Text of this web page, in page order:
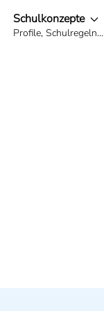
Schulkonzepte
Profile, Schulregeln...